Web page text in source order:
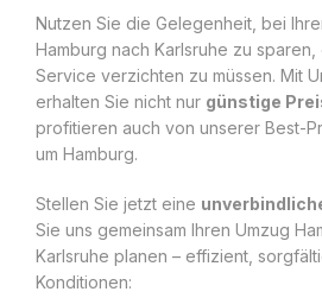
Nutzen Sie die Gelegenheit, bei
Hamburg nach Karlsruhe zu
Service verzichten zu müssen. Mit
erhalten Sie nicht nur günstige
profitieren auch von unserer Best-
um Hamburg.
Stellen Sie jetzt eine
Sie uns gemeinsam Ihren Umzug
Karlsruhe planen – effizient,
Konditionen: